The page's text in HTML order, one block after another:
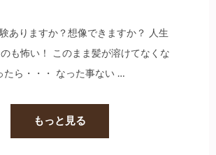
ありますか？想像できますか？ 人生
も怖い！ このまま髪が溶けてなくな
たら・・・ なった事ない …
もっと見る